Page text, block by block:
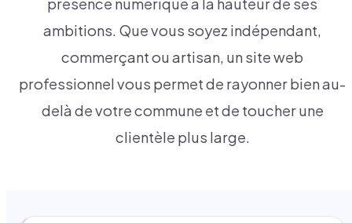
présence numérique à la hauteur de ses
ambitions. Que vous soyez indépendant,
commerçant ou artisan, un site web
professionnel vous permet de rayonner bien au-
delà de votre commune et de toucher une
clientèle plus large.